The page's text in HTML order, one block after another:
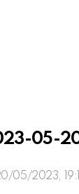
05-
05/2023,